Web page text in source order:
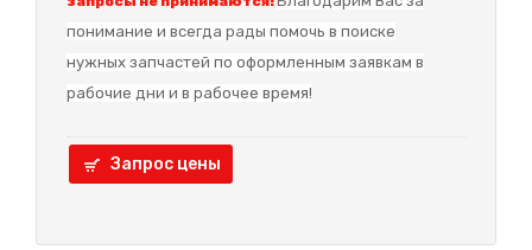
понимание и всегда рады помочь в поиске
нужных запчастей по оформленным заявкам в
рабочие дни и в рабочее время!
Запрос цены